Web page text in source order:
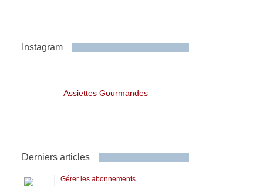
Instagram
Assiettes Gourmandes
Derniers articles
Gérer les abonnements